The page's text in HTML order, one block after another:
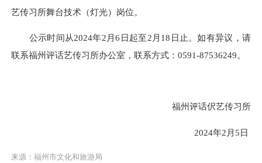
艺传习所舞台技术（灯光）岗位。
公示时间从2024年2月6日起至2月18日止。如有异议，请
联系福州评话艺传习所办公室，联系方式：0591-87536249。
福州评话伬艺传习所
2024年2月5日
来源：福州市文化和旅游局